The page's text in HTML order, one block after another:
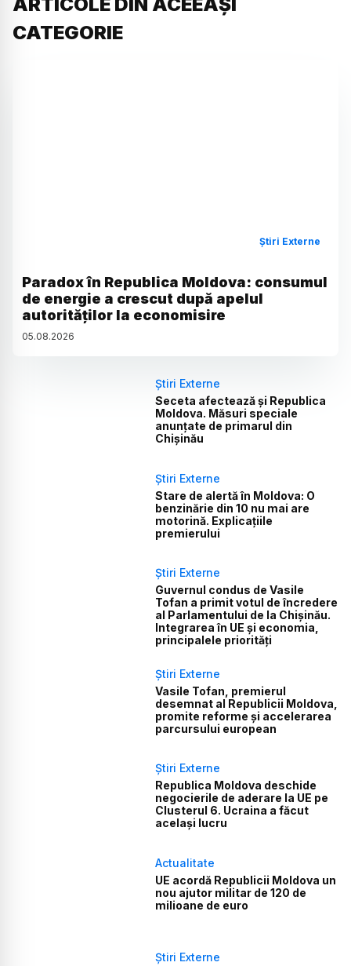
ARTICOLE DIN ACEEAȘI
CATEGORIE
Știri Externe
Paradox în Republica Moldova: consumul
de energie a crescut după apelul
autorităților la economisire
05.08.2026
Știri Externe
Seceta afectează și Republica
Moldova. Măsuri speciale
anunțate de primarul din
Chișinău
Știri Externe
Stare de alertă în Moldova: O
benzinărie din 10 nu mai are
motorină. Explicațiile
premierului
Știri Externe
Guvernul condus de Vasile
Tofan a primit votul de încredere
al Parlamentului de la Chișinău.
Integrarea în UE și economia,
principalele priorități
Știri Externe
Vasile Tofan, premierul
desemnat al Republicii Moldova,
promite reforme și accelerarea
parcursului european
Știri Externe
Republica Moldova deschide
negocierile de aderare la UE pe
Clusterul 6. Ucraina a făcut
același lucru
Actualitate
UE acordă Republicii Moldova un
nou ajutor militar de 120 de
milioane de euro
Știri Externe